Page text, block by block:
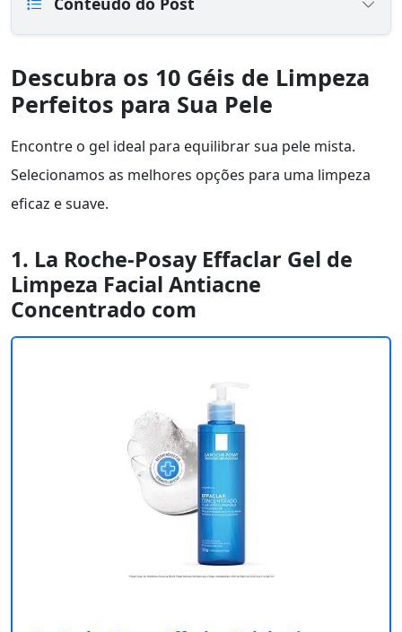
Descubra os 10 Géis de Limpeza
Perfeitos para Sua Pele
Encontre o gel ideal para equilibrar sua pele mista.
Selecionamos as melhores opções para uma limpeza
eficaz e suave.
1. La Roche-Posay Effaclar Gel de
Limpeza Facial Antiacne
Concentrado com